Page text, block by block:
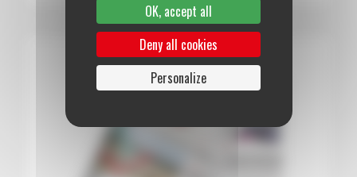
OK, accept all
Deny all cookies
Personalize